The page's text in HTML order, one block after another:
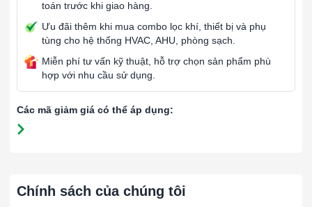
Chính sách của chúng tôi
toán trước khi giao hàng.
Ưu đãi thêm khi mua combo lọc khí, thiết bị và phụ
tùng cho hệ thống HVAC, AHU, phòng sạch.
Miễn phí tư vấn kỹ thuật, hỗ trợ chọn sản phẩm phù
hợp với nhu cầu sử dụng.
Các mã giảm giá có thể áp dụng: